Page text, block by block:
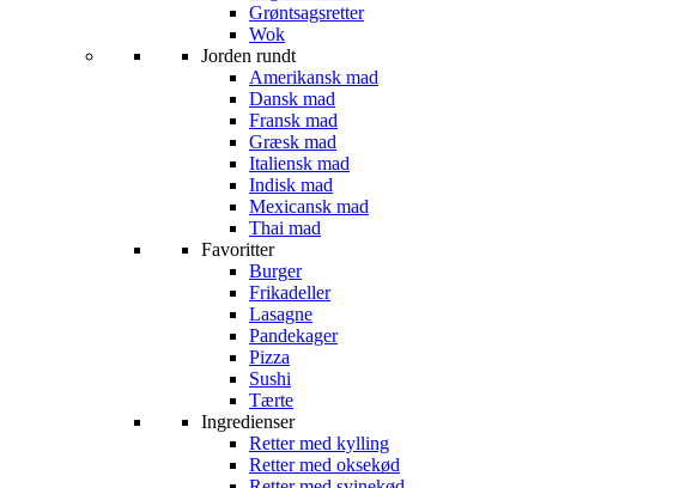
Grøntsagsretter
Wok
Jorden rundt
Amerikansk mad
Dansk mad
Fransk mad
Græsk mad
Italiensk mad
Indisk mad
Mexicansk mad
Thai mad
Favoritter
Burger
Frikadeller
Lasagne
Pandekager
Pizza
Sushi
Tærte
Ingredienser
Retter med kylling
Retter med oksekød